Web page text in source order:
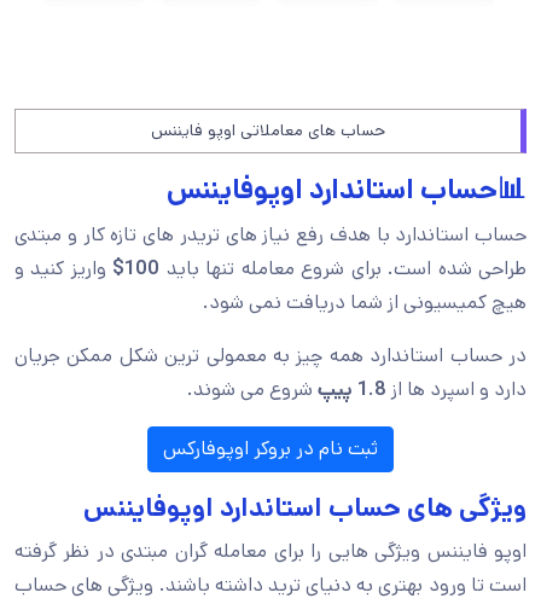
حساب های معاملاتی اوپو فایننس
📊حساب استاندارد اوپوفایننس
حساب استاندارد با هدف رفع نیاز های تریدر های تازه کار و مبتدی
طراحی شده است. برای شروع معامله تنها باید 100$
واریز کنید و
هیچ کمیسیونی از شما دریافت نمی شود.
در حساب استاندارد همه چیز به معمولی ترین شکل ممکن جریان
دارد و اسپرد ها از
1.8 پیپ شروع می شوند.
ثبت نام در بروکر اوپوفارکس
ویژگی های حساب استاندارد اوپوفایننس
اوپو فایننس ویژگی هایی را برای معامله گران مبتدی در نظر گرفته
است تا ورود بهتری به دنیای ترید داشته باشند. ویژگی های حساب